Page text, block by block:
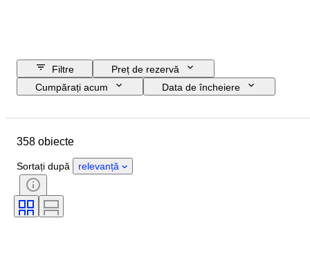
Filtre
Preț de rezervă
Cumpărați acum
Data de încheiere
Țara de Proveniență
Perioadă
Tehnică
Semnătură
Copertă
Culoare
358 obiecte
Sortați după relevanță